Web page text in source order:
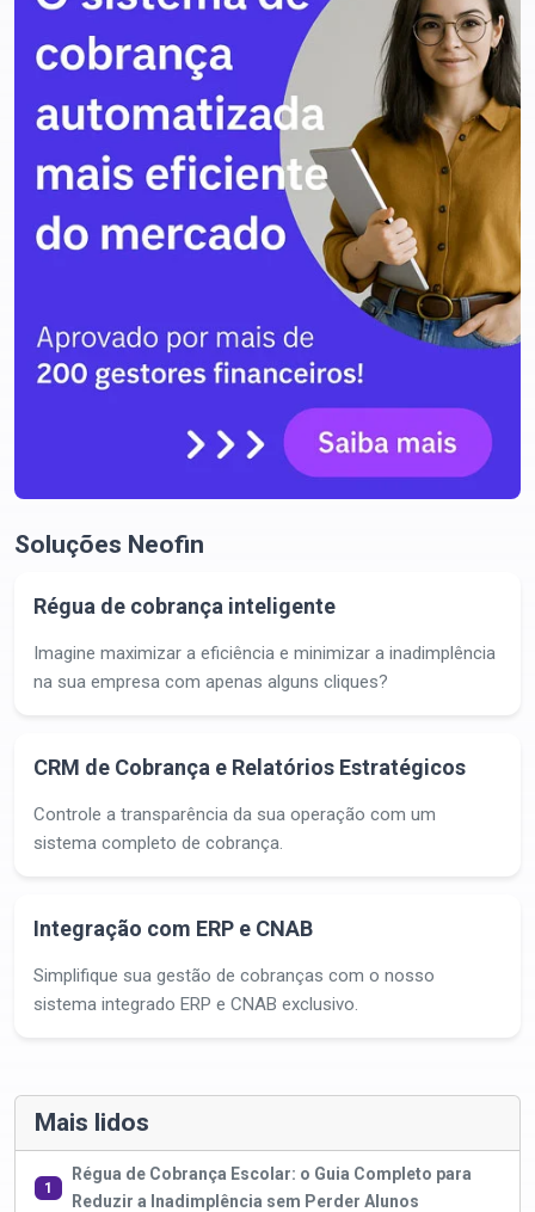
Soluções Neofin
Régua de cobrança inteligente
Imagine maximizar a eficiência e minimizar a inadimplência
na sua empresa com apenas alguns cliques?
CRM de Cobrança e Relatórios Estratégicos
Controle a transparência da sua operação com um
sistema completo de cobrança.
Integração com ERP e CNAB
Simplifique sua gestão de cobranças com o nosso
sistema integrado ERP e CNAB exclusivo.
Mais lidos
1
Régua de Cobrança Escolar: o Guia Completo para
Reduzir a Inadimplência sem Perder Alunos